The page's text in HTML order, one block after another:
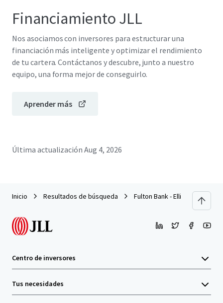
Financiamiento JLL
Nos asociamos con inversores para estructurar una
financiación más inteligente y optimizar el rendimiento
de tu cartera. Contáctanos y descubre, junto a nuestro
equipo, una forma mejor de conseguirlo.
Aprender más
Última actualización Aug 4, 2026
Inicio Resultados de búsqueda Fulton Bank - Ellicott City, MD
Centro de inversores
Tus necesidades